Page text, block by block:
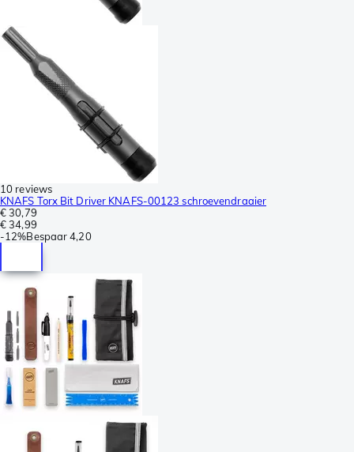
10 reviews
KNAFS Torx Bit Driver KNAFS-00123 schroevendraaier
€ 30,79
€ 34,99
-12%Bespaar 4,20